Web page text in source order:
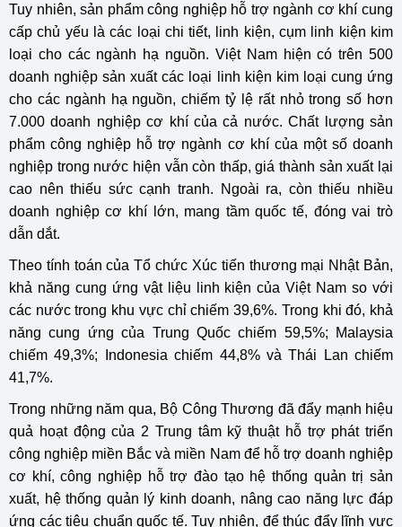
Tuy nhiên, sản phẩm công nghiệp hỗ trợ ngành cơ khí cung
cấp chủ yếu là các loại chi tiết, linh kiện, cụm linh kiện kim
loại cho các ngành hạ nguồn. Việt Nam hiện có trên 500
doanh nghiệp sản xuất các loại linh kiện kim loại cung ứng
cho các ngành hạ nguồn, chiếm tỷ lệ rất nhỏ trong số hơn
7.000 doanh nghiệp cơ khí của cả nước. Chất lượng sản
phẩm công nghiệp hỗ trợ ngành cơ khí của một số doanh
nghiệp trong nước hiện vẫn còn thấp, giá thành sản xuất lại
cao nên thiếu sức cạnh tranh. Ngoài ra, còn thiếu nhiều
doanh nghiệp cơ khí lớn, mang tầm quốc tế, đóng vai trò
dẫn dắt.
Theo tính toán của Tổ chức Xúc tiến thương mại Nhật Bản,
khả năng cung ứng vật liệu linh kiện của Việt Nam so với
các nước trong khu vực chỉ chiếm 39,6%. Trong khi đó, khả
năng cung ứng của Trung Quốc chiếm 59,5%; Malaysia
chiếm 49,3%; Indonesia chiếm 44,8% và Thái Lan chiếm
41,7%.
Trong những năm qua, Bộ Công Thương đã đẩy mạnh hiệu
quả hoạt động của 2 Trung tâm kỹ thuật hỗ trợ phát triển
công nghiệp miền Bắc và miền Nam để hỗ trợ doanh nghiệp
cơ khí, công nghiệp hỗ trợ đào tạo hệ thống quản trị sản
xuất, hệ thống quản lý kinh doanh, nâng cao năng lực đáp
ứng các tiêu chuẩn quốc tế. Tuy nhiên, để thúc đẩy lĩnh vực